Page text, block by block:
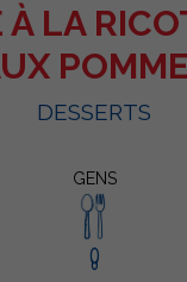
À LA
DESSERTS
GENS
8